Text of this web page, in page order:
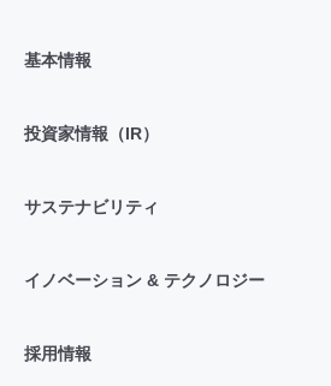
基本情報
投資家情報（IR）
サステナビリティ
イノベーション & テクノロジー
採用情報